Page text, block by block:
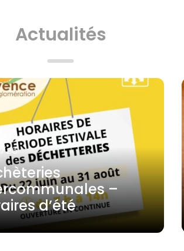
Actualités
26
–
d’été